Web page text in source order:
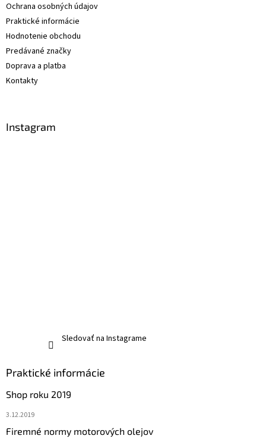
Ochrana osobných údajov
Praktické informácie
Hodnotenie obchodu
Predávané značky
Doprava a platba
Kontakty
Instagram
Sledovať na Instagrame
Praktické informácie
Shop roku 2019
3.12.2019
Firemné normy motorových olejov